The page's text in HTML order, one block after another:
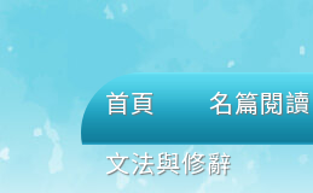
首頁 名篇閱讀
文法與修辭